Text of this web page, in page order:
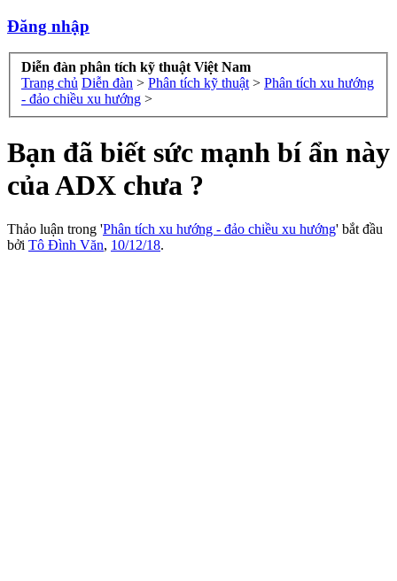
Đăng nhập
Diễn đàn phân tích kỹ thuật Việt Nam
Trang chủ Diễn đàn > Phân tích kỹ thuật > Phân tích xu hướng
- đảo chiều xu hướng >
Bạn đã biết sức mạnh bí ẩn này
của ADX chưa ?
Thảo luận trong 'Phân tích xu hướng - đảo chiều xu hướng' bắt đầu
bởi Tô Đình Văn, 10/12/18.